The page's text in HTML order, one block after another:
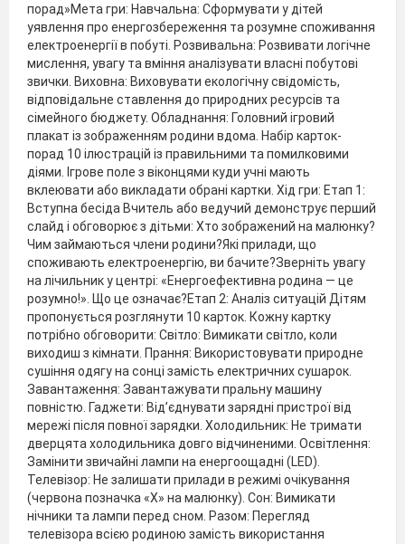
порад»Мета гри: Навчальна: Сформувати у дітей
уявлення про енергозбереження та розумне споживання
електроенергії в побуті. Розвивальна: Розвивати логічне
мислення, увагу та вміння аналізувати власні побутові
звички. Виховна: Виховувати екологічну свідомість,
відповідальне ставлення до природних ресурсів та
сімейного бюджету. Обладнання: Головний ігровий
плакат із зображенням родини вдома. Набір карток-
порад 10 ілюстрацій із правильними та помилковими
діями. Ігрове поле з віконцями куди учні мають
вклеювати або викладати обрані картки. Хід гри: Етап 1:
Вступна бесіда Вчитель або ведучий демонструє перший
слайд і обговорює з дітьми: Хто зображений на малюнку?
Чим займаються члени родини?Які прилади, що
споживають електроенергію, ви бачите?Зверніть увагу
на лічильник у центрі: «Енергоефективна родина — це
розумно!». Що це означає?Етап 2: Аналіз ситуацій Дітям
пропонується розглянути 10 карток. Кожну картку
потрібно обговорити: Світло: Вимикати світло, коли
виходиш з кімнати. Прання: Використовувати природне
сушіння одягу на сонці замість електричних сушарок.
Завантаження: Завантажувати пральну машину
повністю. Гаджети: Від’єднувати зарядні пристрої від
мережі після повної зарядки. Холодильник: Не тримати
дверцята холодильника довго відчиненими. Освітлення:
Замінити звичайні лампи на енергоощадні (LED).
Телевізор: Не залишати прилади в режимі очікування
(червона позначка «X» на малюнку). Сон: Вимикати
нічники та лампи перед сном. Разом: Перегляд
телевізора всією родиною замість використання